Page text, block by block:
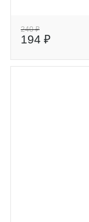
240 ₽
194 ₽